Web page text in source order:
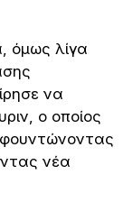
όμως λίγα
να
ο οποίος
νέα